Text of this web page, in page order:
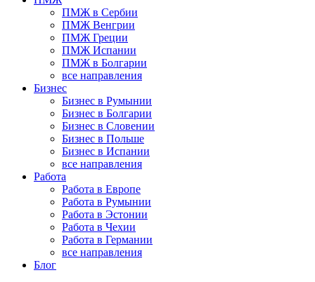
ПМЖ в Сербии
ПМЖ Венгрии
ПМЖ Греции
ПМЖ Испании
ПМЖ в Болгарии
все направления
Бизнес
Бизнес в Румынии
Бизнес в Болгарии
Бизнес в Словении
Бизнес в Польше
Бизнес в Испании
все направления
Работа
Работа в Европе
Работа в Румынии
Работа в Эстонии
Работа в Чехии
Работа в Германии
все направления
Блог